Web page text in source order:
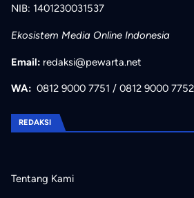
NIB: 1401230031537
Ekosistem Media Online Indonesia
Email: redaksi@pewarta.net
WA: 0812 9000 7751 / 0812 9000 7752
REDAKSI
Tentang Kami